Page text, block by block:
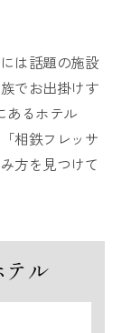
は話題の施設
でお出掛けす
あるホテル
相鉄フレッサ
方を見つけて
テル